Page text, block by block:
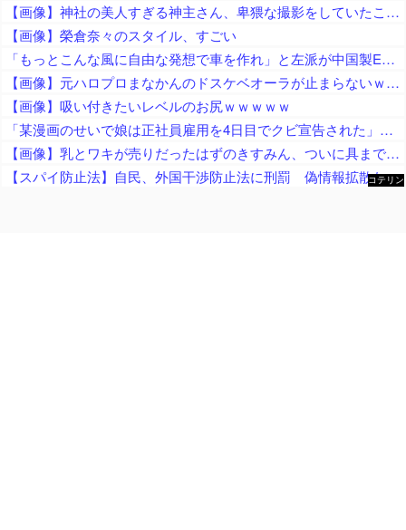
【画像】神社の美人すぎる神主さん、卑猥な撮影をしていたことが判明ｗｗｗｗｗｗｗｗ
【画像】榮倉奈々のスタイル、すごい
「もっとこんな風に自由な発想で車を作れ」と左派が中国製EVを絶賛、だがそのシステムは日本が40年前に……
【画像】元ハロプロまなかんのドスケベオーラが止まらないｗｗｗｗ
【画像】吸い付きたいレベルのお尻ｗｗｗｗｗ
「某漫画のせいで娘は正社員雇用を4日目でクビ宣告された」とジャーナリストがアニメ化中止を要求、まず最初に会社を訴えたら？とのツッコミが……
【画像】乳とワキが売りだったはずのきすみん、ついに具まで売り出すｗｗｗｗｗ
【スパイ防止法】自民、外国干渉防止法に刑罰 偽情報拡散などの不当干渉を防止 これに反対する政党はどこかな？
コテリン